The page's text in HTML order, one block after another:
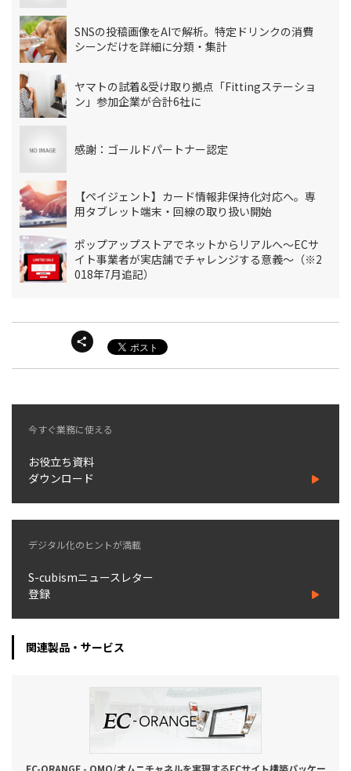
SNSの投稿画像をAIで解析。特定ドリンクの消費
シーンだけを詳細に分類・集計
ヤマトの試着&受け取り拠点「Fittingステーショ
ン」参加企業が合計6社に
感謝：ゴールドパートナー認定
【ペイジェント】カード情報非保持化対応へ。専
用タブレット端末・回線の取り扱い開始
ポップアップストアでネットからリアルへ～ECサ
イト事業者が実店舗でチャレンジする意義～（※2
018年7月追記）
今すぐ業務に使える
お役立ち資料
ダウンロード
デジタル化のヒントが満載
S-cubismニュースレター
登録
関連製品・サービス